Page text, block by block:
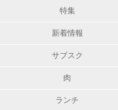
特集
新着情報
サブスク
肉
ランチ